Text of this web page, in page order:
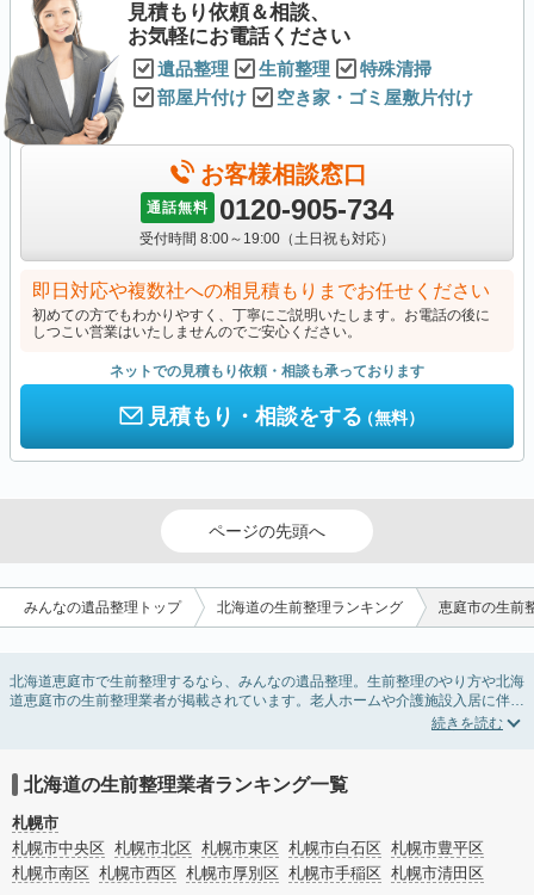
見積もり依頼＆相談、
お気軽にお電話ください
遺品整理 生前整理
特殊清掃
部屋片付け
空き家・ゴミ屋敷片付け
お客様相談窓口
通話無料 0120-905-734
受付時間 8:00～19:00（土日祝も対応）
即日対応や複数社への相見積もりまでお任せください
初めての方でもわかりやすく、丁寧にご説明いたします。お電話の後に
しつこい営業はいたしませんのでご安心ください。
ネットでの見積もり依頼・相談も承っております
見積もり・相談をする（無料）
ページの先頭へ
みんなの遺品整理トップ 北海道の生前整理ランキング 恵庭市の生前
北海道恵庭市で生前整理するなら、みんなの遺品整理。生前整理のやり方や北海
道恵庭市の生前整理業者が掲載されています。老人ホームや介護施設入居に伴う
不用品の処分・回収・引き取りから、在宅介護の介護整理や福祉住環境整理まで
ービスで絞り込み検索を利用してみましょう。
またお役立ち情報も豊富なので終活でエンディングノートの選び方や、整理整
頓・老前整理・生前整理のコツについてもチェックしてみてください。
北海道の生前整理業者ランキング一覧
札幌市
札幌市中央区 札幌市北区 札幌市東区 札幌市白石区 札幌市豊平区
札幌市南区 札幌市西区 札幌市厚別区 札幌市手稲区 札幌市清田区